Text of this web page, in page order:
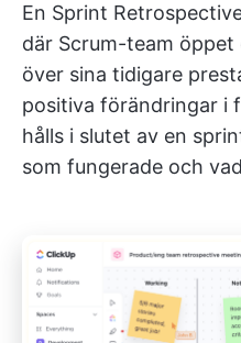
En Sprint
där Scrum-team
över sina tidigare
positiva förändringar i
hålls i slutet av en
som fungerade och